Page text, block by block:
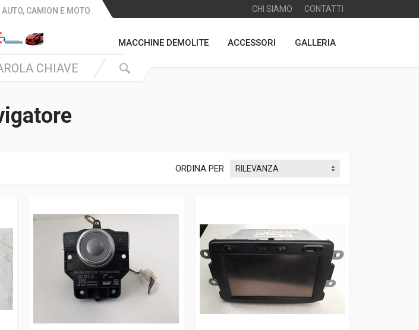
CHI SIAMO CONTATTI
CAMION E MOTO
MACCHINE DEMOLITE ACCESSORI GALLERIA
ORDINA PER